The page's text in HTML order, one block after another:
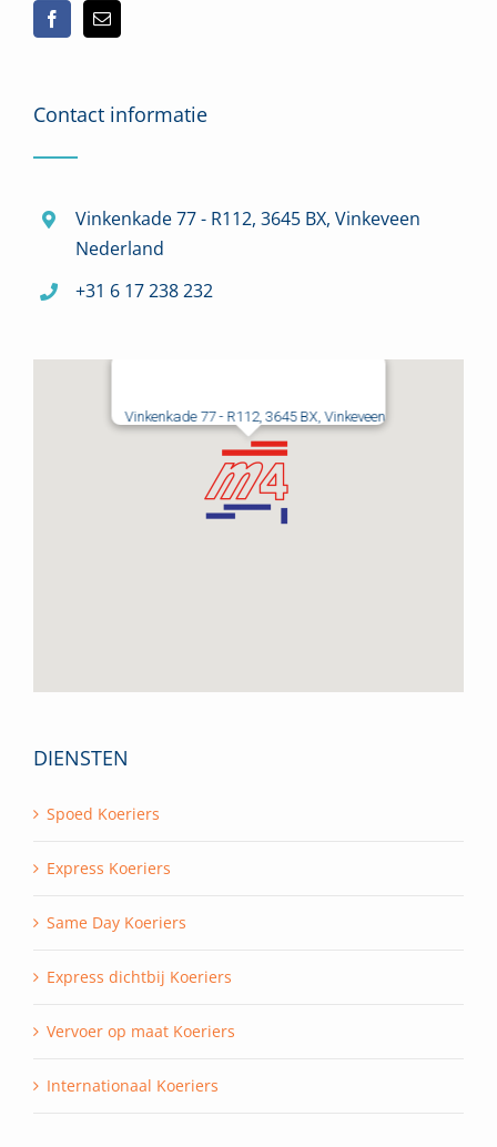
Contact informatie
Vinkenkade 77 - R112, 3645 BX, Vinkeveen
Nederland
+31 6 17 238 232
Vinkenkade 77 - R112, 3645 BX, Vinkeveen
DIENSTEN
Spoed Koeriers
Express Koeriers
Same Day Koeriers
Express dichtbij Koeriers
Vervoer op maat Koeriers
Internationaal Koeriers